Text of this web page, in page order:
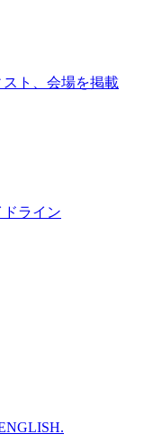
ト、会場を掲載
ドライン